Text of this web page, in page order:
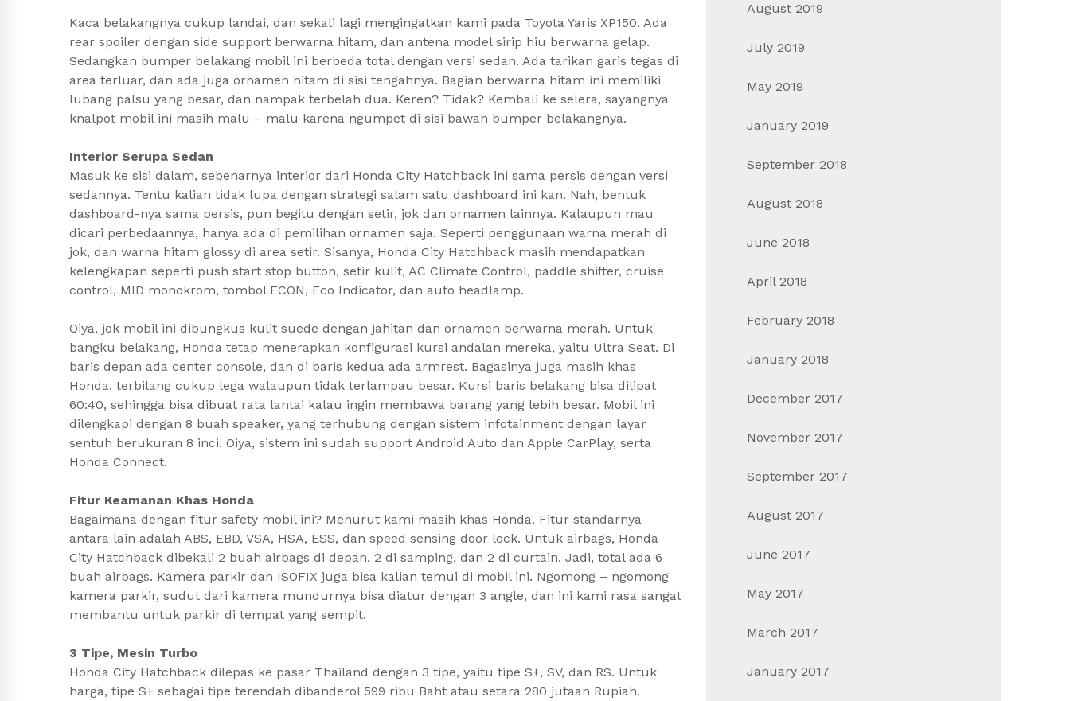
Kaca belakangnya cukup landai, dan sekali lagi mengingatkan kami pada Toyota Yaris XP150. Ada
rear spoiler dengan side support berwarna hitam, dan antena model sirip hiu berwarna gelap.
Sedangkan bumper belakang mobil ini berbeda total dengan versi sedan. Ada tarikan garis tegas di
area terluar, dan ada juga ornamen hitam di sisi tengahnya. Bagian berwarna hitam ini memiliki
lubang palsu yang besar, dan nampak terbelah dua. Keren? Tidak? Kembali ke selera, sayangnya
knalpot mobil ini masih malu – malu karena ngumpet di sisi bawah bumper belakangnya.
Interior Serupa Sedan
Masuk ke sisi dalam, sebenarnya interior dari Honda City Hatchback ini sama persis dengan versi
sedannya. Tentu kalian tidak lupa dengan strategi salam satu dashboard ini kan. Nah, bentuk
dashboard-nya sama persis, pun begitu dengan setir, jok dan ornamen lainnya. Kalaupun mau
dicari perbedaannya, hanya ada di pemilihan ornamen saja. Seperti penggunaan warna merah di
jok, dan warna hitam glossy di area setir. Sisanya, Honda City Hatchback masih mendapatkan
kelengkapan seperti push start stop button, setir kulit, AC Climate Control, paddle shifter, cruise
control, MID monokrom, tombol ECON, Eco Indicator, dan auto headlamp.
Oiya, jok mobil ini dibungkus kulit suede dengan jahitan dan ornamen berwarna merah. Untuk
bangku belakang, Honda tetap menerapkan konfigurasi kursi andalan mereka, yaitu Ultra Seat. Di
baris depan ada center console, dan di baris kedua ada armrest. Bagasinya juga masih khas
Honda, terbilang cukup lega walaupun tidak terlampau besar. Kursi baris belakang bisa dilipat
60:40, sehingga bisa dibuat rata lantai kalau ingin membawa barang yang lebih besar. Mobil ini
dilengkapi dengan 8 buah speaker, yang terhubung dengan sistem infotainment dengan layar
sentuh berukuran 8 inci. Oiya, sistem ini sudah support Android Auto dan Apple CarPlay, serta
Honda Connect.
Fitur Keamanan Khas Honda
Bagaimana dengan fitur safety mobil ini? Menurut kami masih khas Honda. Fitur standarnya
antara lain adalah ABS, EBD, VSA, HSA, ESS, dan speed sensing door lock. Untuk airbags, Honda
City Hatchback dibekali 2 buah airbags di depan, 2 di samping, dan 2 di curtain. Jadi, total ada 6
buah airbags. Kamera parkir dan ISOFIX juga bisa kalian temui di mobil ini. Ngomong – ngomong
kamera parkir, sudut dari kamera mundurnya bisa diatur dengan 3 angle, dan ini kami rasa sangat
membantu untuk parkir di tempat yang sempit.
3 Tipe, Mesin Turbo
Honda City Hatchback dilepas ke pasar Thailand dengan 3 tipe, yaitu tipe S+, SV, dan RS. Untuk
harga, tipe S+ sebagai tipe terendah dibanderol 599 ribu Baht atau setara 280 jutaan Rupiah.
August 2019
July 2019
May 2019
January 2019
September 2018
August 2018
June 2018
April 2018
February 2018
January 2018
December 2017
November 2017
September 2017
August 2017
June 2017
May 2017
March 2017
January 2017